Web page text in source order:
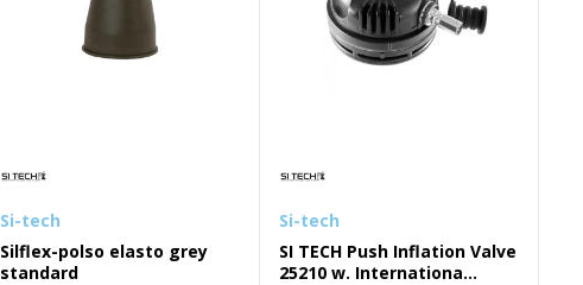
Si-tech
Silflex-polso elasto grey
standard
Si-tech
SI TECH Push Inflation Valve
25210 w. Internationa...